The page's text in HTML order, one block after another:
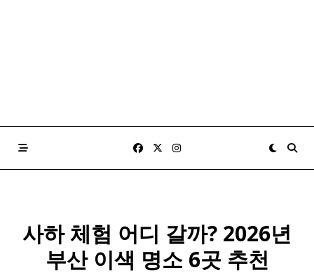
사하 체험 어디 갈까? 2026년
부산 이색 명소 6곳 추천